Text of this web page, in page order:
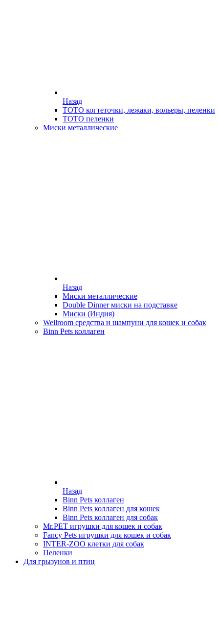
Назад
ТОТО когтеточки, лежаки, вольеры, пеленки
ТОТО пеленки
Миски металлические
Назад
Миски металлические
Double Dinner миски на подставке
Миски (Индия)
Wellroom средства и шампуни для кошек и собак
Binn Pets коллаген
Назад
Binn Pets коллаген
Binn Pets коллаген для кошек
Binn Pets коллаген для собак
Mr.PET игрушки для кошек и собак
Fancy Pets игрушки для кошек и собак
INTER-ZOO клетки для собак
Пеленки
Для грызунов и птиц